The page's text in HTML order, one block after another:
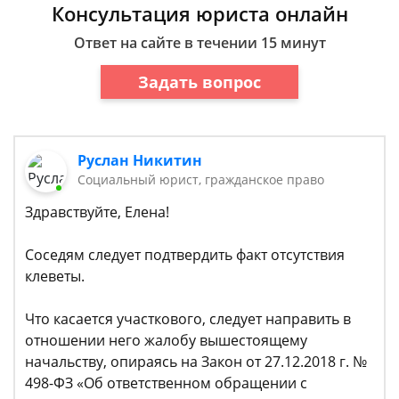
Консультация юриста онлайн
Ответ на сайте в течении 15 минут
Задать вопрос
Руслан Никитин
Социальный юрист, гражданское право
Здравствуйте, Елена!
Соседям следует подтвердить факт отсутствия
клеветы.
Что касается участкового, следует направить в
отношении него жалобу вышестоящему
начальству, опираясь на Закон от 27.12.2018 г. №
498-ФЗ «Об ответственном обращении с